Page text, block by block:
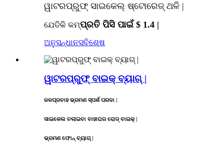
ୱାଟରପ୍ରୁଫ୍ ସାଇକେଲ୍ ଷ୍ଟୋରେଜ୍ ଥଳି |
ଯେତିକି କମ୍ପ୍ରତି ପିସି ପାଇଁ $ 1.4 |
ଅନୁସନ୍ଧାନସବିଶେଷ
ୱାଟରପ୍ରୁଫ୍ ବାଇକ୍ ବ୍ୟାଗ୍ |
ଜଳପ୍ରବାହ ଭ୍ରମଣ ସ୍ପର୍ଶ ପରଦା |
ସାଇକେଲ ଚଲାଇବା ବାହାଘର ରୋଡ୍ ବାଇକ୍ |
ଭ୍ରମଣ ଫୋନ୍ ବ୍ୟାଗ୍ |